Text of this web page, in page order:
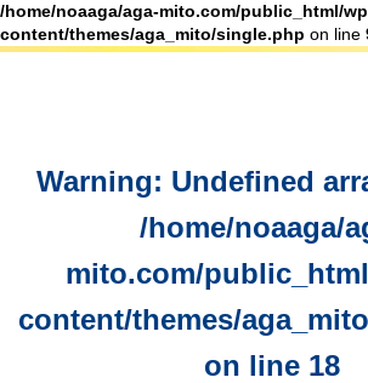
/home/noaaga/aga-mito.com/public_html/
content/themes/aga_mito/single.php on line
Warning: Undefined
/home/noaaga/
mito.com/
content/themes/
on line 18